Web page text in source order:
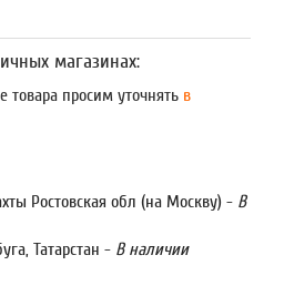
магазинах:
просим уточнять в
Ростовская обл (на Москву) - В
Татарстан - В наличии